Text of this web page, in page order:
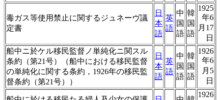
毒ガス等使用禁止に関するジュネーヴ議
定書
日
本
語
英
語
中
国
語
韓
国
語
1925
年6
月17
日
船中ニ於ケル移民監督ノ単純化ニ関スル
条約（第21号）（船中における移民監督
の単純化に関する条約，1926年の移民監
督条約（第21号））
日
本
語
英
語
中
国
語
韓
国
語
1926
年6
月5
日
1926